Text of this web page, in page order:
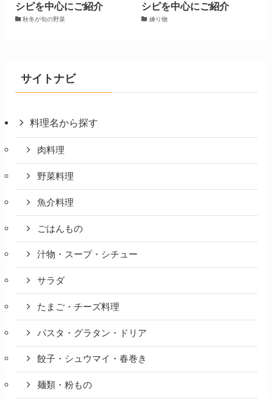
シピを中心にご紹介
秋冬が旬の野菜
シピを中心にご紹介
練り物
サイトナビ
料理名から探す
肉料理
野菜料理
魚介料理
ごはんもの
汁物・スープ・シチュー
サラダ
たまご・チーズ料理
パスタ・グラタン・ドリア
餃子・シュウマイ・春巻き
麺類・粉もの